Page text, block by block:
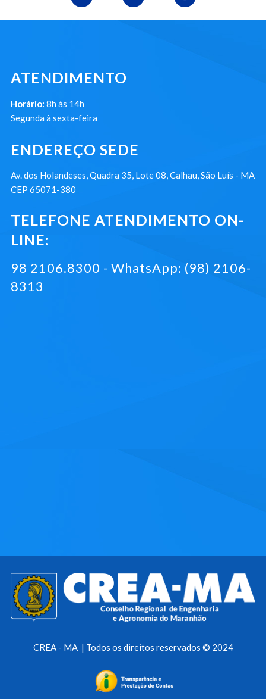
ATENDIMENTO
Horário: 8h às 14h
Segunda à sexta-feira
ENDEREÇO SEDE
Av. dos Holandeses, Quadra 35, Lote 08, Calhau, São Luís - MA
CEP 65071-380
TELEFONE ATENDIMENTO ON-
LINE:
98 2106.8300 - WhatsApp: (98) 2106-
8313
CREA - MA | Todos os direitos reservados © 2024